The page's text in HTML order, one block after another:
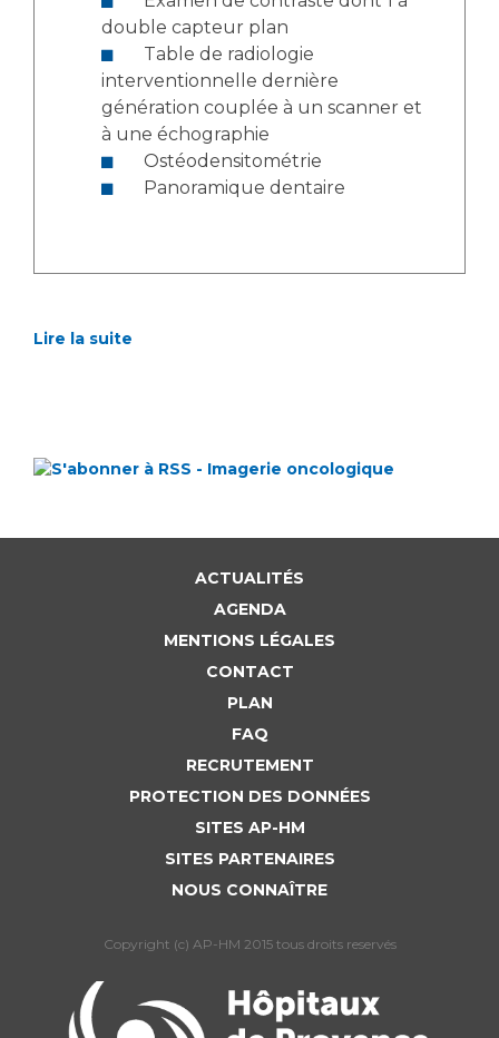
double capteur plan
interventionnelle dernière
génération couplée à un scanner et
à une échographie
Ostéodensitométrie
Panoramique dentaire
Lire la suite
ACTUALITÉS
AGENDA
MENTIONS LÉGALES
CONTACT
PLAN
FAQ
RECRUTEMENT
PROTECTION DES DONNÉES
SITES AP-HM
SITES PARTENAIRES
NOUS CONNAÎTRE
Copyright (c) AP-HM 2015 tous droits reservés